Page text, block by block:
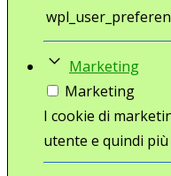
Marketing
Marketing
I cookie di
utente e quindi